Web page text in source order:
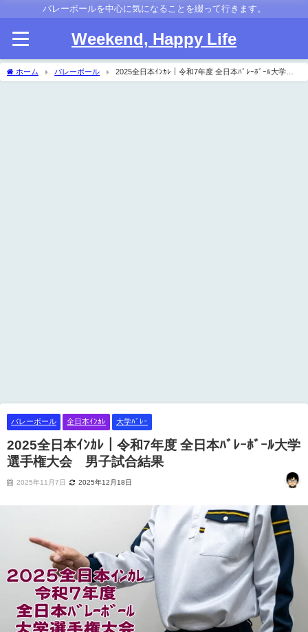
バレーボールを中心に気になることを綴って行きます。
Weekend, Happy Life
ホーム バレーボール
2025全日本ｲﾝｶﾚ｜令和7年度 全日本ﾊﾞﾚｰﾎﾞｰﾙ大学選
手権大会 男子試合結果
バレーボール 全日本ｲﾝｶﾚ 大学ﾊﾞﾚｰ
2025全日本ｲﾝｶﾚ｜令和7年度 全日本ﾊﾞﾚｰﾎﾞｰﾙ大学
選手権大会 男子試合結果
2025年11月7日 2025年12月18日